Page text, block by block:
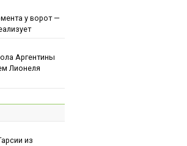
у ворот —
Аргентины
Лионеля
из